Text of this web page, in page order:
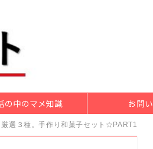
の中のマメ知識 お問
選３種。手作り和菓子セット☆PART1